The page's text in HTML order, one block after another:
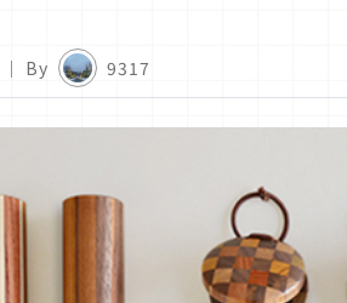
｜ By 9317